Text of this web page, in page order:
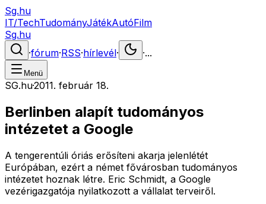
Sg.hu
IT/TechTudományJátékAutóFilm
Sg.hu
·fórum·RSS·hírlevél· ·...
Menü
SG.hu·2011. február 18.
Berlinben alapít tudományos
intézetet a Google
A tengerentúli óriás erősíteni akarja jelenlétét
Európában, ezért a német fővárosban tudományos
intézetet hoznak létre. Eric Schmidt, a Google
vezérigazgatója nyilatkozott a vállalat terveiről.